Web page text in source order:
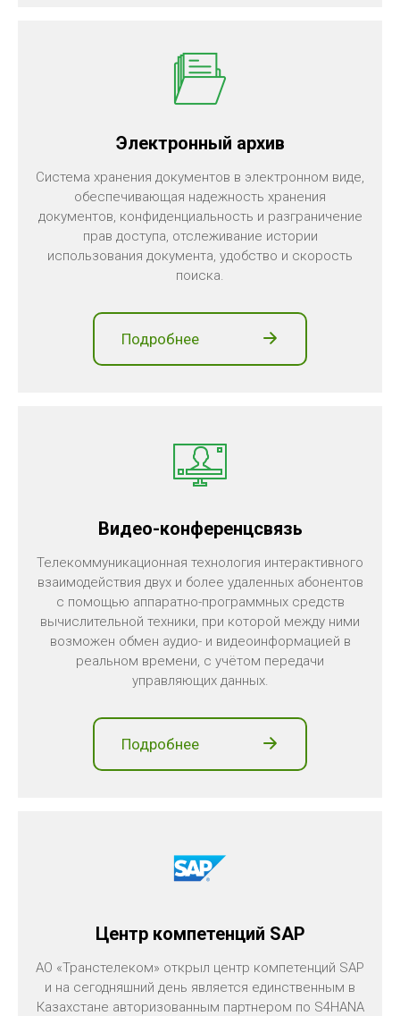
Электронный архив
Система хранения документов в электронном виде,
обеспечивающая надежность хранения
документов, конфиденциальность и разграничение
прав доступа, отслеживание истории
использования документа, удобство и скорость
поиска.
Подробнее
Видео-конференцсвязь
Телекоммуникационная технология интерактивного
взаимодействия двух и более удаленных абонентов
с помощью аппаратно-программных средств
вычислительной техники, при которой между ними
возможен обмен аудио- и видеоинформацией в
реальном времени, с учётом передачи
управляющих данных.
Подробнее
Центр компетенций SAP
АО «Транстелеком» открыл центр компетенций SAP
и на сегодняшний день является единственным в
Казахстане авторизованным партнером по S4HANA